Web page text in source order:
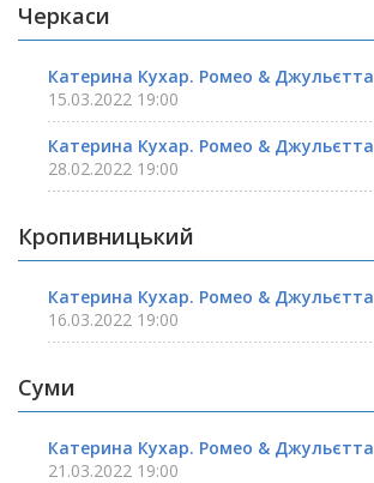
Черкаси
Катерина Кухар. Ромео & Джульєтта
15.03.2022 19:00
Катерина Кухар. Ромео & Джульєтта
28.02.2022 19:00
Кропивницький
Катерина Кухар. Ромео & Джульєтта
16.03.2022 19:00
Суми
Катерина Кухар. Ромео & Джульєтта
21.03.2022 19:00